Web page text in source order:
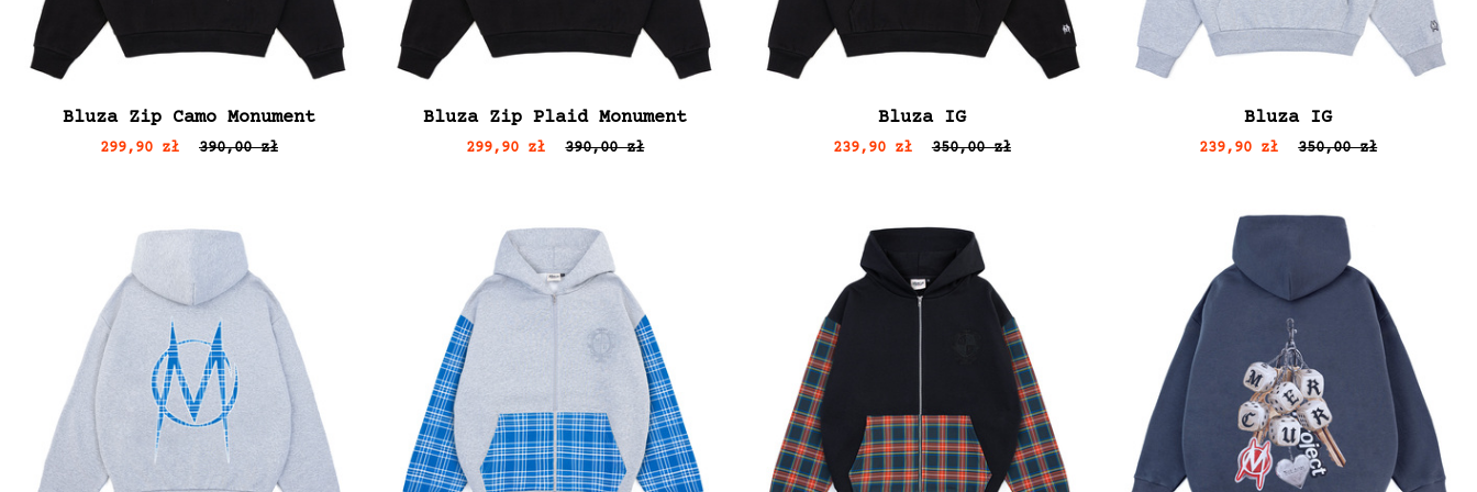
Bluza Zip Camo Monument
299,90 zł 390,00 zł
Bluza Zip Plaid Monument
299,90 zł 390,00 zł
Bluza IG
239,90 zł 350,00 zł
Bluza IG
239,90 zł 350,00 zł